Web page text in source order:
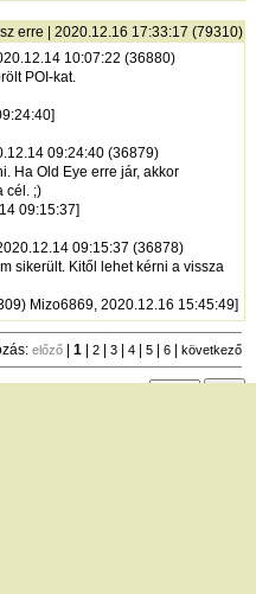
erre | 2020.12.16 17:33:17 (79310)
10:07:22 (36880)
POI-kat.
09:24:40 (36879)
Ha Old Eye erre jár, akkor
cél. ;)
09:15:37]
09:15:37 (36878)
sikerült. Kitől lehet kérni a vissza
Mizo6869, 2020.12.16 15:45:49]
előző |1 2 3 4 5 6 |következő